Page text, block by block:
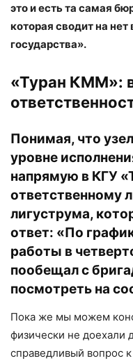
это и есть та самая
которая сводит на
государства».
«Туран КММ»:
Понимая, что
уровне
напрямую в КГУ
ответственному
лигуструма,
ответ: «По
работы в
пообещал с
посмотреть на
Пока же мы можем
физически не доехали
справедливый вопрос